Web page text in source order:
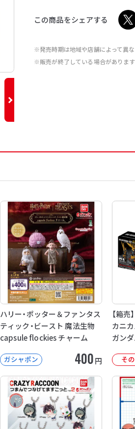
この商品をシェアする
※発売時期は地域や店舗によって異な
※販売が終了している場合がありま
ハリー・ポッター＆ファンタス
ティック・ビースト 魔法生物
capsule flockies チャーム
ガシャポン 400円
【箱
カニ
ガン
そ